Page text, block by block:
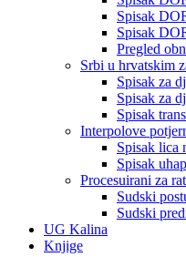
Spisak
Spisak
Pregled
Srbi u hrvatskim
Spisak za
Spisak za
Spisak
Interpolove
Spisak lica
Spisak
Procesuirani za
Sudski
Sudski
UG Kalina
Knjige